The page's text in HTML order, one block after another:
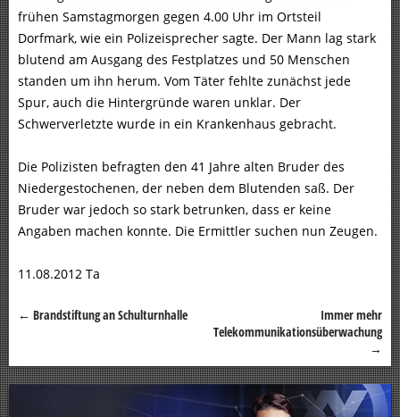
frühen Samstagmorgen gegen 4.00 Uhr im Ortsteil
Dorfmark, wie ein Polizeisprecher sagte. Der Mann lag stark
blutend am Ausgang des Festplatzes und 50 Menschen
standen um ihn herum. Vom Täter fehlte zunächst jede
Spur, auch die Hintergründe waren unklar. Der
Schwerverletzte wurde in ein Krankenhaus gebracht.
Die Polizisten befragten den 41 Jahre alten Bruder des
Niedergestochenen, der neben dem Blutenden saß. Der
Bruder war jedoch so stark betrunken, dass er keine
Angaben machen konnte. Die Ermittler suchen nun Zeugen.
11.08.2012 Ta
Beitragsnavigation
← Brandstiftung an Schulturnhalle
Immer mehr
Telekommunikationsüberwachung
→